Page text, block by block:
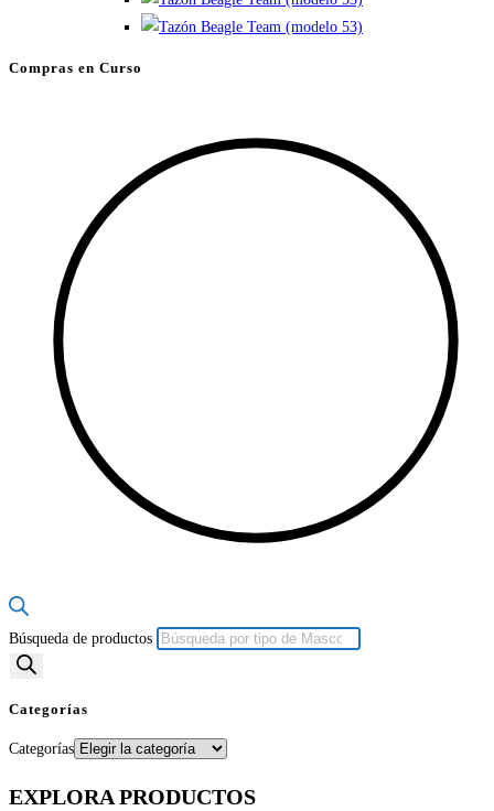
Compras en Curso
Búsqueda de productos
Categorías
Categorías
EXPLORA PRODUCTOS